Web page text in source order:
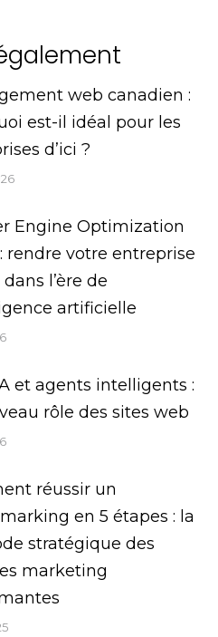
web canadien :
est-il idéal pour les
d’ici ?
Engine Optimization
rendre votre entreprise
l’ère de
artificielle
et agents intelligents :
rôle des sites web
réussir un
en 5 étapes : la
stratégique des
marketing